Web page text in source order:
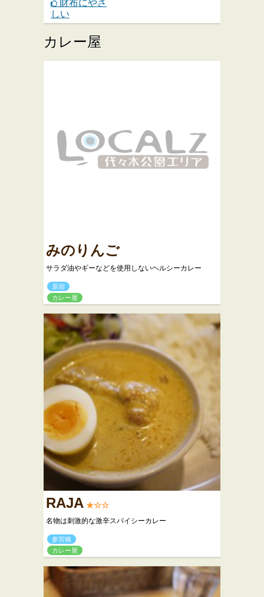
財布にやさ
しい
カレー屋
みのりんご
サラダ油やギーなどを使用しないヘルシーカレー
原宿
カレー屋
RAJA ★☆☆
名物は刺激的な激辛スパイシーカレー
参宮橋
カレー屋